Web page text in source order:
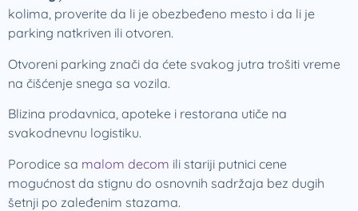
kolima, proverite da li je obezbeđeno mesto i da li je
parking natkriven ili otvoren.
Otvoreni parking znači da ćete svakog jutra trošiti vreme
na čišćenje snega sa vozila.
Blizina prodavnica, apoteke i restorana utiče na
svakodnevnu logistiku.
Porodice sa malom decom ili stariji putnici cene
mogućnost da stignu do osnovnih sadržaja bez dugih
šetnji po zaleđenim stazama.